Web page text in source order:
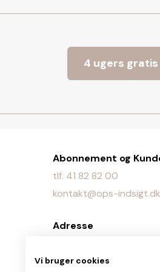
4 ugers
Abonnement og
tlf. 41 82 82 00
kontakt@ops-indsigt.dk
Adresse
Vi bruger cookies